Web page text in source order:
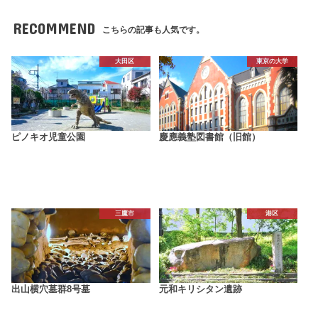
RECOMMEND こちらの記事も人気です。
大田区
ピノキオ児童公園
東京の大学
慶應義塾図書館（旧館）
三鷹市
出山横穴墓群8号墓
港区
元和キリシタン遺跡